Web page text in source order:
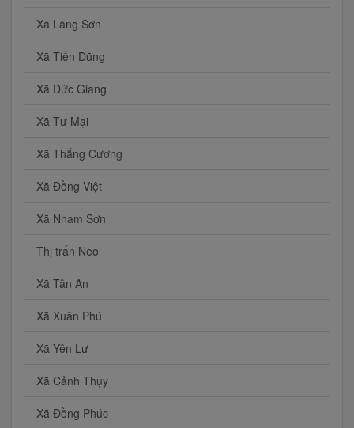
Xã Lãng Sơn
Xã Tiến Dũng
Xã Đức Giang
Xã Tư Mại
Xã Thắng Cương
Xã Đồng Việt
Xã Nham Sơn
Thị trấn Neo
Xã Tân An
Xã Xuân Phú
Xã Yên Lư
Xã Cảnh Thụy
Xã Đồng Phúc